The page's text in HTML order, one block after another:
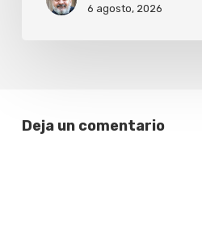
6 agosto, 2026
Deja un comentario